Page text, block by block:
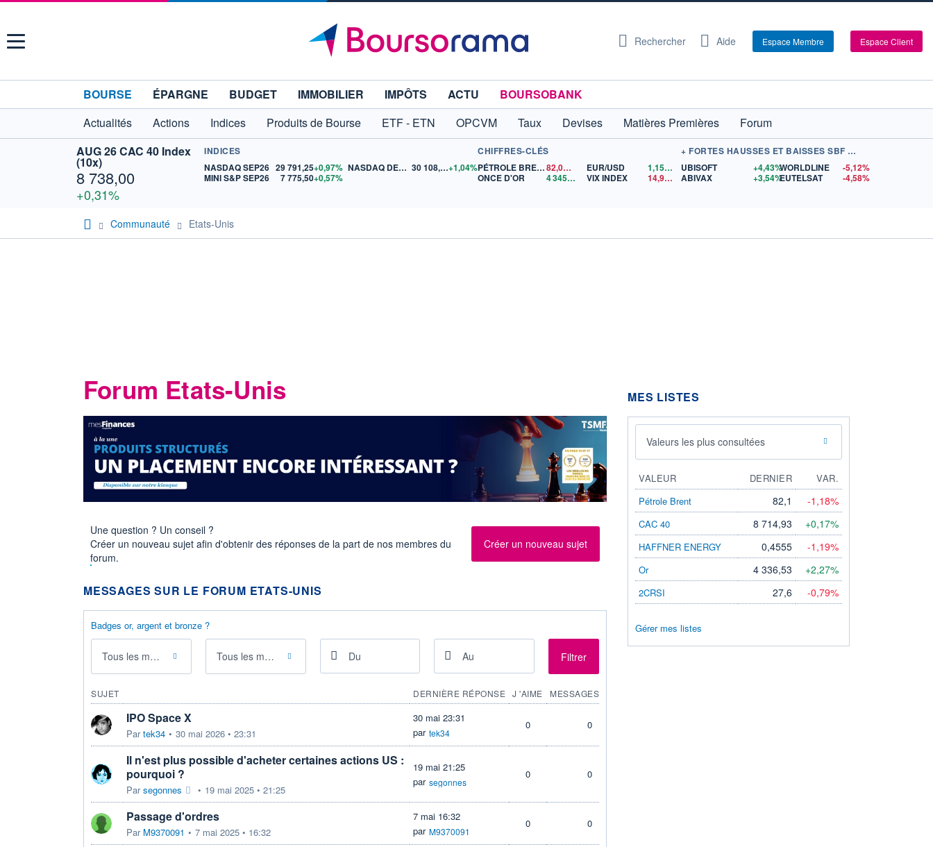
Menu Rechercher Aide Espace Membre Espace Client
BOURSE ÉPARGNE BUDGET IMMOBILIER IMPÔTS ACTU
BOURSOBANK
Actualités
Actions Indices Produits de Bourse ETF - ETN OPCVM Taux Devises Matières Premières
Forum
AUG 26 CAC 40 Index
(10x)
8 738,00
+0,31%
INDICES
NASDAQ SEP26 29 791,25+0,97%
MINI S&P SEP26
7 775,50+0,57%
NASDAQ DEC26 30 108,00+1,04%
CHIFFRES-CLÉS
PÉTROLE BRENT
82,04$US
ONCE D'OR
4 345,87 $US
EUR/USD 1,1570
$US
VIX INDEX
14,93$US
+ FORTES HAUSSES ET BAISSES SBF 120
UBISOFT
+4,43%
ABIVAX
+3,54%
WORLDLINE
-5,12%
EUTELSAT
-4,58%
Communauté Etats-Unis
Forum Etats-Unis
Une question ? Un conseil ?
Créer un nouveau sujet afin d'obtenir des réponses de la part de nos membres du
forum.
Créer un nouveau sujet
MESSAGES SUR LE FORUM ETATS-UNIS
Badges or, argent et bronze ?
Tous les messages Tous les membres Filtrer
SUJET DERNIÈRE RÉPONSE J 'AIME MESSAGES
IPO Space X
Partek34 • 30 mai 2026 • 23:31
30 mai 23:31
par tek34
0 0
Il n'est plus possible d'acheter certaines actions US :
pourquoi ?
Parsegonnes • 19 mai 2025 • 21:25
19 mai 21:25
par segonnes
0 0
Passage d'ordres
Par M9370091 • 7 mai 2025 • 16:32
7 mai 16:32
par M9370091
0 0
MES LISTES
Valeurs les plus consultées
VALEUR DERNIER
VAR.
Pétrole Brent
82,1 -1,18%
CAC 40 8 714,93 +0,17%
HAFFNER ENERGY 0,4555 -1,19%
Or 4 336,53 +2,27%
2CRSI 27,6 -0,79%
Gérer mes listes